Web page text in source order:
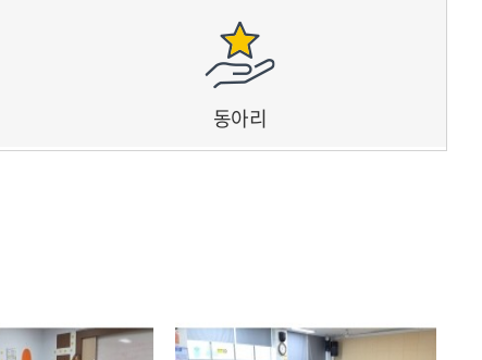
동아리